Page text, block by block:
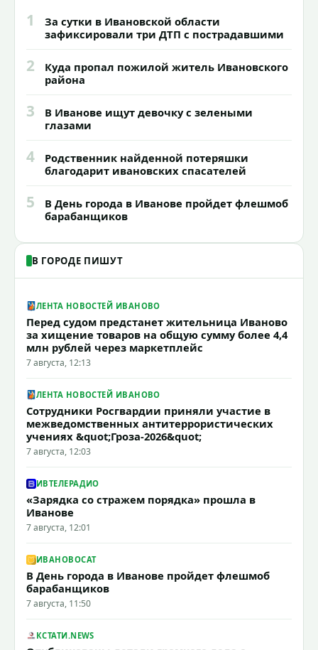
1
За сутки в Ивановской области
зафиксировали три ДТП с пострадавшими
2
Куда пропал пожилой житель Ивановского
района
3
В Иванове ищут девочку с зелеными
глазами
4
Родственник найденной потеряшки
благодарит ивановских спасателей
5
В День города в Иванове пройдет флешмоб
барабанщиков
В ГОРОДЕ ПИШУТ
ЛЕНТА НОВОСТЕЙ ИВАНОВО
Перед судом предстанет жительница Иваново
за хищение товаров на общую сумму более 4,4
млн рублей через маркетплейс
7 августа, 12:13
ЛЕНТА НОВОСТЕЙ ИВАНОВО
Сотрудники Росгвардии приняли участие в
межведомственных антитеррористических
учениях &quot;Гроза-2026&quot;
7 августа, 12:03
ИВТЕЛЕРАДИО
«Зарядка со стражем порядка» прошла в
Иванове
7 августа, 12:01
ИВАНОВОCAT
В День города в Иванове пройдет флешмоб
барабанщиков
7 августа, 11:50
КСТАТИ.NEWS